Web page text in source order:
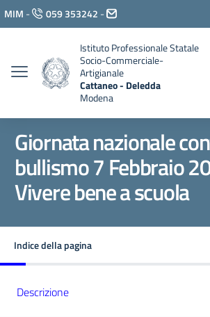
Vai ai contenuti
Vai al menu di navigazione
Vai al footer
MIM - 059 353242 -
Istituto Professionale Statale
Socio-Commerciale-
Artigianale
Cattaneo - Deledda
Modena
Giornata nazionale
bullismo 7 Febbraio
Vivere bene a scuola
Indice della pagina
Descrizione